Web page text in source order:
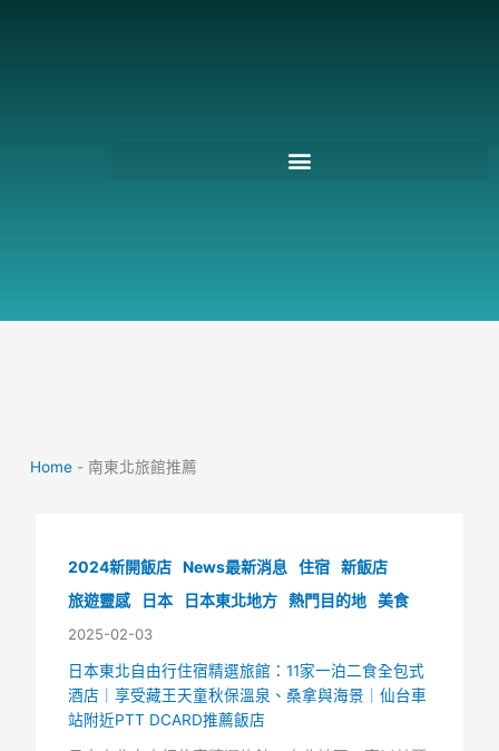
Home - 南東北旅館推薦
2024新開飯店 News最新消息 住宿 新飯店
旅遊靈感
日本 日本東北地方 熱門目的地 美食
2025-02-03
日本東北自由行住宿精選旅館：11家一泊二食全包式
酒店｜享受藏王天童秋保溫泉、桑拿與海景｜仙台車
站附近PTT DCARD推薦飯店